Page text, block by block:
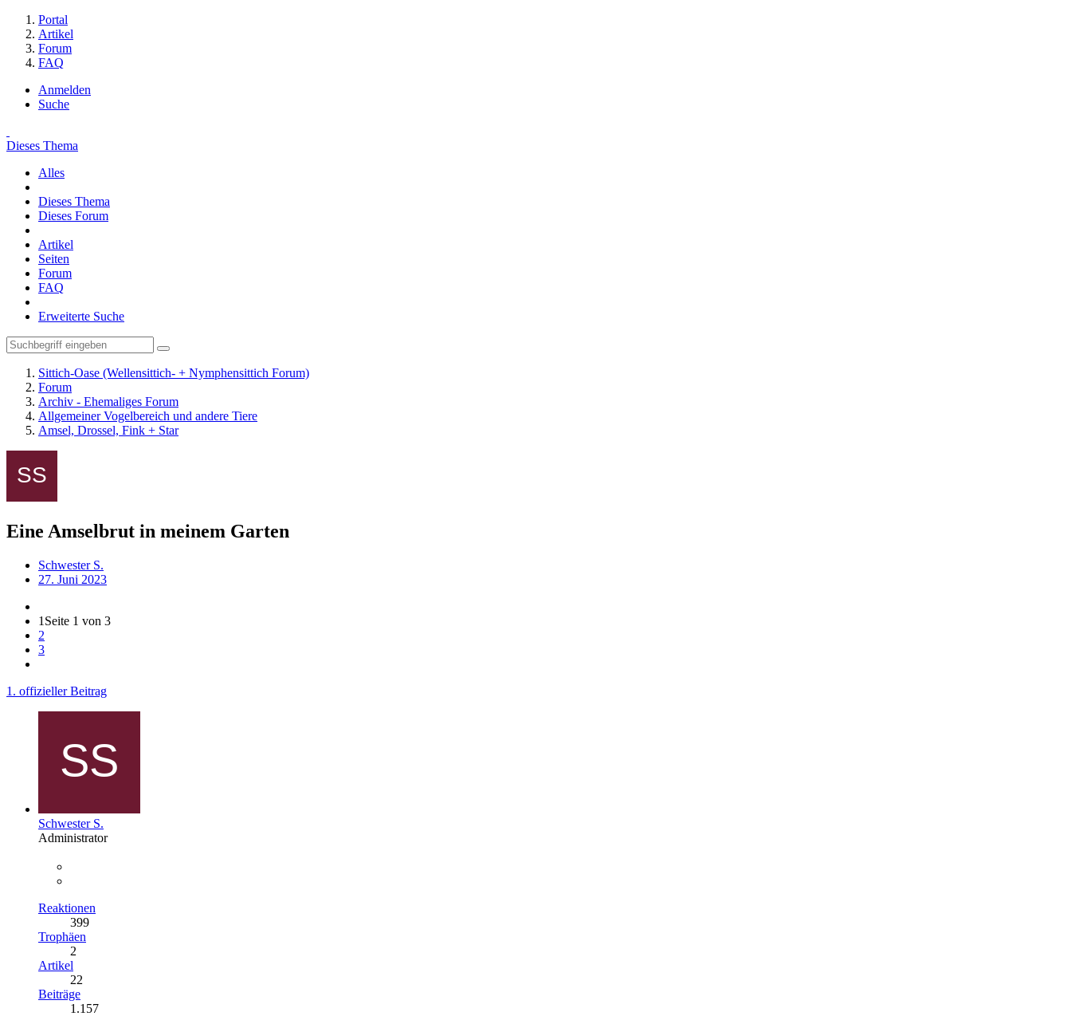
Portal
Artikel
Forum
FAQ
Anmelden
Suche
Dieses Thema
Alles
Dieses Thema
Dieses Forum
Artikel
Seiten
Forum
FAQ
Erweiterte Suche
Sittich-Oase (Wellensittich- + Nymphensittich Forum)
Forum
Archiv - Ehemaliges Forum
Allgemeiner Vogelbereich und andere Tiere
Amsel, Drossel, Fink + Star
Eine Amselbrut in meinem Garten
Schwester S.
27. Juni 2023
1 Seite 1 von 3
2
3
1. offizieller Beitrag
Schwester S.
Administrator
Reaktionen
399
Trophäen
2
Artikel
22
Beiträge
1.157